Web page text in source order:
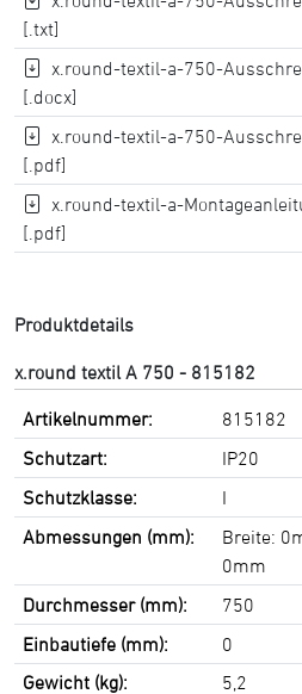
[.txt]
x.round-textil-a-750-
[.docx]
x.round-textil-a-750-
[.pdf]
x.round-textil-a-
[.pdf]
Produktdetails
x.round textil A 750 - 815182
Artikelnummer:
815182
Schutzart:
IP20
Schutzklasse:
I
Abmessungen (mm):
Breite:
0mm
Durchmesser (mm):
750
Einbautiefe (mm):
0
Gewicht (kg):
5,2